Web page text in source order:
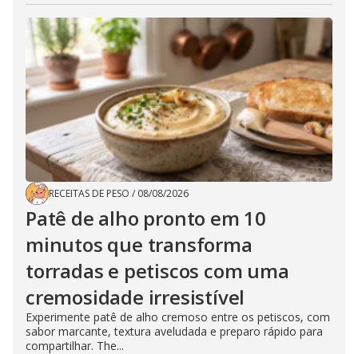
RECEITAS DE PESO / 08/08/2026
Patê de alho pronto em 10
minutos que transforma
torradas e petiscos com uma
cremosidade irresistível
Experimente patê de alho cremoso entre os petiscos, com
sabor marcante, textura aveludada e preparo rápido para
compartilhar. The...